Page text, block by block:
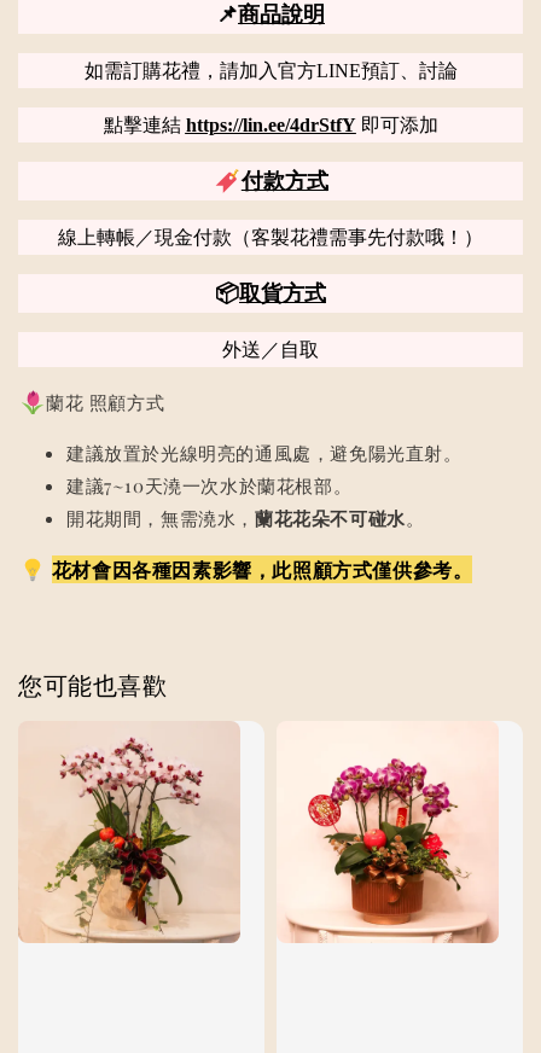
📌商品說明
如需訂購花禮，請加入官方LINE預訂、討論
點擊連結 https://lin.ee/4drStfY即可添加
付款方式
線上轉帳／現金付款（客製花禮需事先付款哦！）
📦取貨方式
外送／自取
蘭花 照顧方式
建議放置於光線明亮的通風處，避免陽光直射。
建議7~10天澆一次水於蘭花根部。
開花期間，無需澆水， 蘭花花朵不可碰水。
花材會因各種因素影響，此照顧方式僅供參考。
您可能也喜歡